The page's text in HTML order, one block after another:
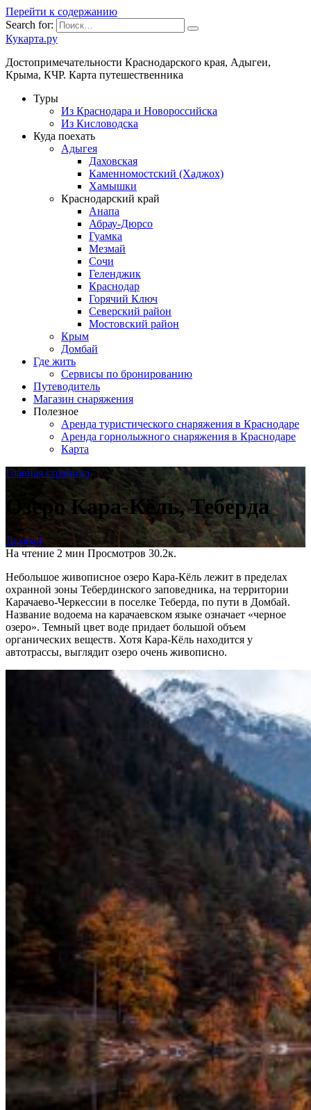
Перейти к содержанию
Search for:
Кукарта.ру
Достопримечательности Краснодарского края, Адыгеи,
Крыма, КЧР. Карта путешественника
Туры
Из Краснодара и Новороссийска
Из Кисловодска
Куда поехать
Адыгея
Даховская
Каменномостский (Хаджох)
Хамышки
Краснодарский край
Анапа
Абрау-Дюрсо
Гуамка
Мезмай
Сочи
Геленджик
Краснодар
Горячий Ключ
Северский район
Мостовский район
Крым
Домбай
Где жить
Сервисы по бронированию
Путеводитель
Магазин снаряжения
Полезное
Аренда туристического снаряжения в Краснодаре
Аренда горнолыжного снаряжения в Краснодаре
Карта
Главная страница
Озеро Кара-Кёль, Теберда
Домбай
На чтение 2 мин Просмотров 30.2к.
Небольшое живописное озеро Кара-Кёль лежит в пределах
охранной зоны Тебердинского заповедника, на территории
Карачаево-Черкессии в поселке Теберда, по пути в Домбай.
Название водоема на карачаевском языке означает «черное
озеро». Темный цвет воде придает большой объем
органических веществ. Хотя Кара-Кёль находится у
автотрассы, выглядит озеро очень живописно.